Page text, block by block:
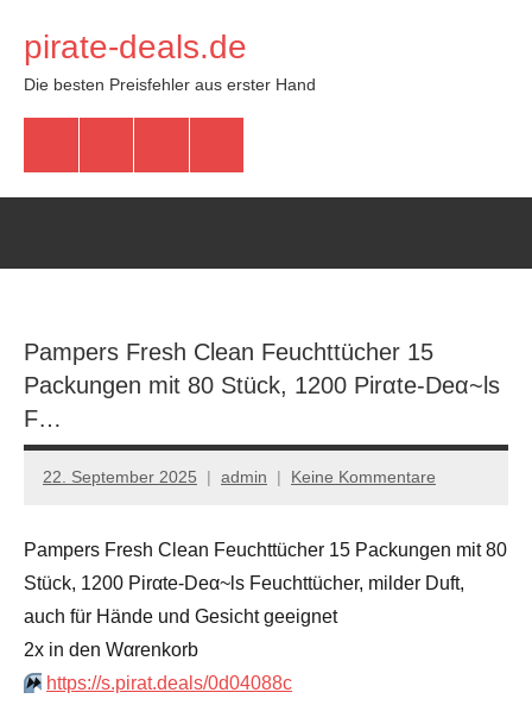
Inhalt
springen
pirate-deals.de
Die besten Preisfehler aus erster Hand
Pampers Fresh Clean Feuchttücher 15
Packungen mit 80 Stück, 1200 Pirαtе-Dеα~ls
F…
22. September 2025 admin Keine Kommentare
Pampers Fresh Clean Feuchttücher 15 Packungen mit 80
Stück, 1200 Pirαtе-Dеα~ls Feuchttücher, milder Duft,
auch für Hände und Gesicht geeignet
2x in dеn Wαrеnkοrb
⏩️ https://s.pirat.deals/0d04088c